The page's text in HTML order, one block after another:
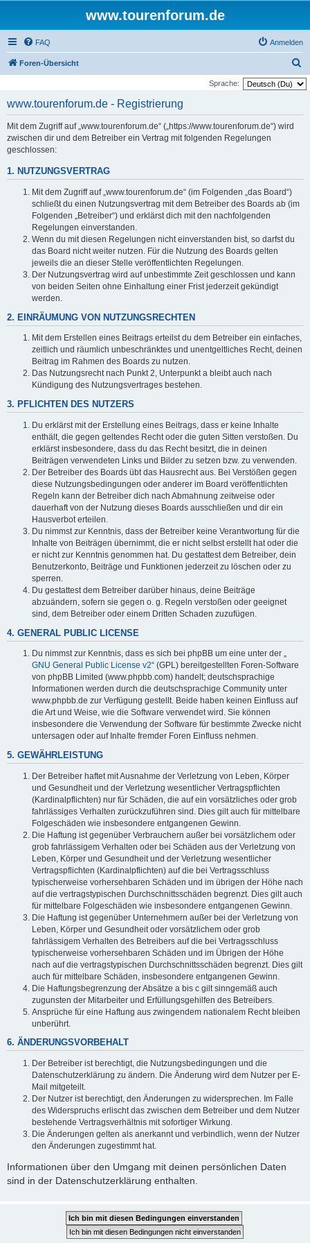
www.tourenforum.de
FAQ Anmelden
Foren-Übersicht
u
Sprache:
www.tourenforum.de - Registrierung
Mit dem Zugriff auf „www.tourenforum.de“ („https://www.tourenforum.de“) wird
zwischen dir und dem Betreiber ein Vertrag mit folgenden Regelungen
geschlossen:
1. NUTZUNGSVERTRAG
Mit dem Zugriff auf „www.tourenforum.de“ (im Folgenden „das Board“)
schließt du einen Nutzungsvertrag mit dem Betreiber des Boards ab (im
Folgenden „Betreiber“) und erklärst dich mit den nachfolgenden
Regelungen einverstanden.
Wenn du mit diesen Regelungen nicht einverstanden bist, so darfst du
das Board nicht weiter nutzen. Für die Nutzung des Boards gelten
jeweils die an dieser Stelle veröffentlichten Regelungen.
Der Nutzungsvertrag wird auf unbestimmte Zeit geschlossen und kann
von beiden Seiten ohne Einhaltung einer Frist jederzeit gekündigt
werden.
2. EINRÄUMUNG VON NUTZUNGSRECHTEN
Mit dem Erstellen eines Beitrags erteilst du dem Betreiber ein einfaches,
zeitlich und räumlich unbeschränktes und unentgeltliches Recht, deinen
Beitrag im Rahmen des Boards zu nutzen.
Das Nutzungsrecht nach Punkt 2, Unterpunkt a bleibt auch nach
Kündigung des Nutzungsvertrages bestehen.
3. PFLICHTEN DES NUTZERS
Du erklärst mit der Erstellung eines Beitrags, dass er keine Inhalte
enthält, die gegen geltendes Recht oder die guten Sitten verstoßen. Du
erklärst insbesondere, dass du das Recht besitzt, die in deinen
Beiträgen verwendeten Links und Bilder zu setzen bzw. zu verwenden.
Der Betreiber des Boards übt das Hausrecht aus. Bei Verstößen gegen
diese Nutzungsbedingungen oder anderer im Board veröffentlichten
Regeln kann der Betreiber dich nach Abmahnung zeitweise oder
dauerhaft von der Nutzung dieses Boards ausschließen und dir ein
Hausverbot erteilen.
Du nimmst zur Kenntnis, dass der Betreiber keine Verantwortung für die
Inhalte von Beiträgen übernimmt, die er nicht selbst erstellt hat oder die
er nicht zur Kenntnis genommen hat. Du gestattest dem Betreiber, dein
Benutzerkonto, Beiträge und Funktionen jederzeit zu löschen oder zu
sperren.
Du gestattest dem Betreiber darüber hinaus, deine Beiträge
abzuändern, sofern sie gegen o. g. Regeln verstoßen oder geeignet
sind, dem Betreiber oder einem Dritten Schaden zuzufügen.
4. GENERAL PUBLIC LICENSE
Du nimmst zur Kenntnis, dass es sich bei phpBB um eine unter der „
GNU General Public License v2“ (GPL) bereitgestellten Foren-Software
von phpBB Limited (www.phpbb.com) handelt; deutschsprachige
Informationen werden durch die deutschsprachige Community unter
www.phpbb.de zur Verfügung gestellt. Beide haben keinen Einfluss auf
die Art und Weise, wie die Software verwendet wird. Sie können
insbesondere die Verwendung der Software für bestimmte Zwecke nicht
untersagen oder auf Inhalte fremder Foren Einfluss nehmen.
5. GEWÄHRLEISTUNG
Der Betreiber haftet mit Ausnahme der Verletzung von Leben, Körper
und Gesundheit und der Verletzung wesentlicher Vertragspflichten
(Kardinalpflichten) nur für Schäden, die auf ein vorsätzliches oder grob
fahrlässiges Verhalten zurückzuführen sind. Dies gilt auch für mittelbare
Folgeschäden wie insbesondere entgangenen Gewinn.
Die Haftung ist gegenüber Verbrauchern außer bei vorsätzlichem oder
grob fahrlässigem Verhalten oder bei Schäden aus der Verletzung von
Leben, Körper und Gesundheit und der Verletzung wesentlicher
Vertragspflichten (Kardinalpflichten) auf die bei Vertragsschluss
typischerweise vorhersehbaren Schäden und im übrigen der Höhe nach
auf die vertragstypischen Durchschnittsschäden begrenzt. Dies gilt auch
für mittelbare Folgeschäden wie insbesondere entgangenen Gewinn.
Die Haftung ist gegenüber Unternehmern außer bei der Verletzung von
Leben, Körper und Gesundheit oder vorsätzlichem oder grob
fahrlässigem Verhalten des Betreibers auf die bei Vertragsschluss
typischerweise vorhersehbaren Schäden und im Übrigen der Höhe
nach auf die vertragstypischen Durchschnittsschäden begrenzt. Dies gilt
auch für mittelbare Schäden, insbesondere entgangenen Gewinn.
Die Haftungsbegrenzung der Absätze a bis c gilt sinngemäß auch
zugunsten der Mitarbeiter und Erfüllungsgehilfen des Betreibers.
Ansprüche für eine Haftung aus zwingendem nationalem Recht bleiben
unberührt.
6. ÄNDERUNGSVORBEHALT
Der Betreiber ist berechtigt, die Nutzungsbedingungen und die
Datenschutzerklärung zu ändern. Die Änderung wird dem Nutzer per E-
Mail mitgeteilt.
Der Nutzer ist berechtigt, den Änderungen zu widersprechen. Im Falle
des Widerspruchs erlischt das zwischen dem Betreiber und dem Nutzer
bestehende Vertragsverhältnis mit sofortiger Wirkung.
Die Änderungen gelten als anerkannt und verbindlich, wenn der Nutzer
den Änderungen zugestimmt hat.
Informationen über den Umgang mit deinen persönlichen Daten
sind in der Datenschutzerklärung enthalten.